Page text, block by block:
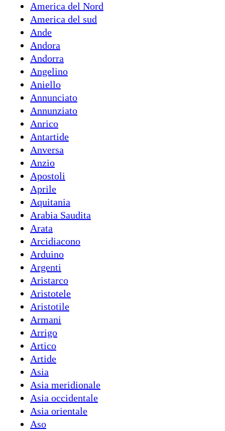
America del Nord
America del sud
Ande
Andora
Andorra
Angelino
Aniello
Annunciato
Annunziato
Anrico
Antartide
Anversa
Anzio
Apostoli
Aprile
Aquitania
Arabia Saudita
Arata
Arcidiacono
Arduino
Argenti
Aristarco
Aristotele
Aristotile
Armani
Arrigo
Artico
Artide
Asia
Asia meridionale
Asia occidentale
Asia orientale
Aso